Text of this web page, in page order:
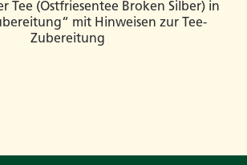
Tee (Ostfriesentee Broken Silber) in
mit Hinweisen zur Tee-
Zubereitung